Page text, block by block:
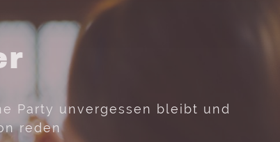
Party unvergessen bleibt und
reden